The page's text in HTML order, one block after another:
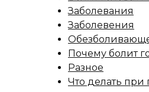
Заболевания
Заболевения
Почему болит
Разное
Что делать при